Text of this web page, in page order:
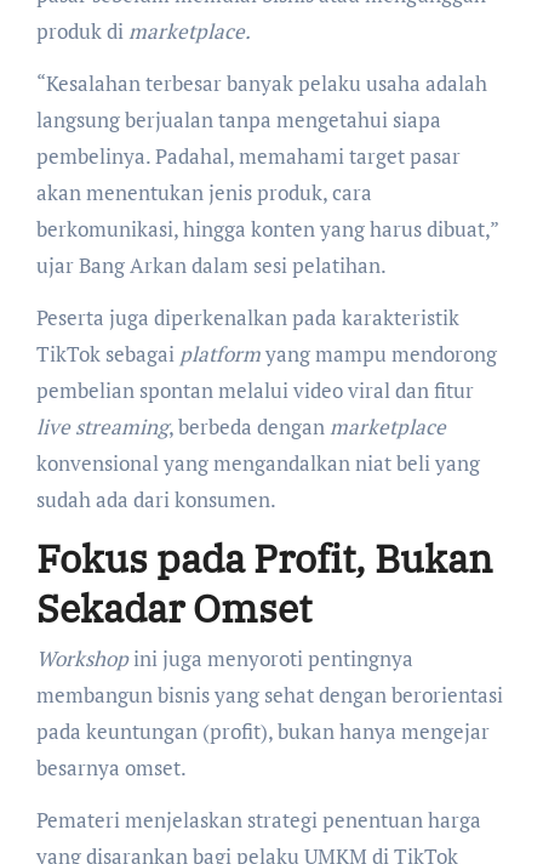
produk di marketplace.
“Kesalahan terbesar banyak pelaku usaha adalah
langsung berjualan tanpa mengetahui siapa
pembelinya. Padahal, memahami target pasar
akan menentukan jenis produk, cara
berkomunikasi, hingga konten yang harus dibuat,”
ujar Bang Arkan dalam sesi pelatihan.
Peserta juga diperkenalkan pada karakteristik
TikTok sebagai platformyang mampu mendorong
pembelian spontan melalui video viral dan fitur
live streaming, berbeda dengan marketplace
konvensional yang mengandalkan niat beli yang
sudah ada dari konsumen.
Fokus pada Profit, Bukan
Sekadar Omset
Workshopini juga menyoroti pentingnya
membangun bisnis yang sehat dengan berorientasi
pada keuntungan (profit), bukan hanya mengejar
besarnya omset.
Pemateri menjelaskan strategi penentuan harga
yang disarankan bagi pelaku UMKM di TikTok